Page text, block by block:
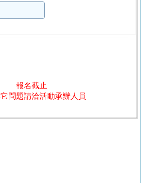
報名截止
問題請洽活動承辦人員